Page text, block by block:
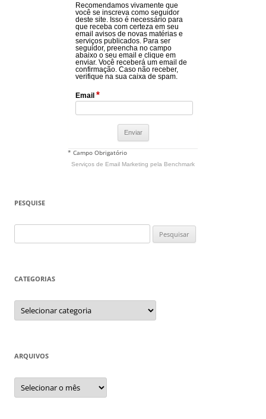
Recomendamos vivamente que
você se inscreva como seguidor
deste site. Isso é necessário para
que receba com certeza em seu
email avisos de novas matérias e
serviços publicados. Para ser
seguidor, preencha no campo
abaixo o seu email e clique em
enviar. Você receberá um email de
confirmação. Caso não receber,
verifique na sua caixa de spam.
Email *
* Campo Obrigatório
Serviços de Email Marketing pela Benchmark
PESQUISE
por:
CATEGORIAS
Categorias
ARQUIVOS
Arquivos